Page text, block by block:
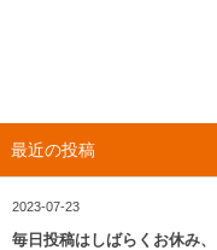
最近の投稿
2023-07-23
毎日投稿はしばらくお休み、